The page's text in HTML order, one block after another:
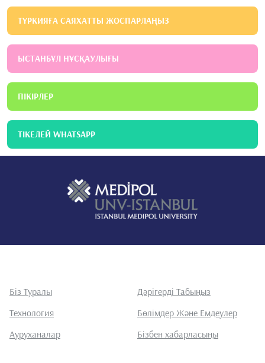
ТҮРКИЯҒА САЯХАТТЫ ЖОСПАРЛАҢЫЗ
ЫСТАНБҰЛ НҰСҚАУЛЫҒЫ
ПІКІРЛЕР
ТІКЕЛЕЙ WHATSAPP
Біз Туралы
Дәрігерді Табыңыз
Технология
Бөлімдер Және Емдеулер
Ауруханалар
Бізбен хабарласыңы